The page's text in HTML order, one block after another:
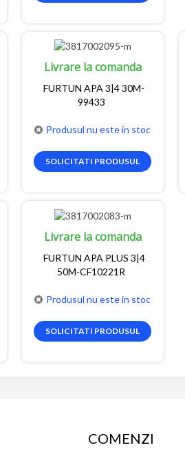
Livrare la comanda
FURTUN APA 3|4 30M-
99433
Produsul nu este in stoc
SOLICITATI PRODUSUL
Livrare la comanda
FURTUN APA PLUS 3|4
50M-CF10221R
Produsul nu este in stoc
SOLICITATI PRODUSUL
COMENZI